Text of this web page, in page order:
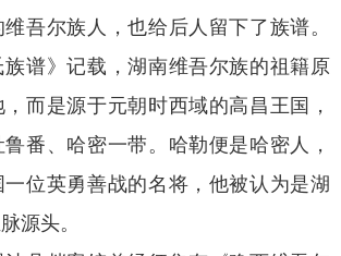
吾尔族人，也给后人留下了族谱。
谱》记载，湖南维吾尔族的祖籍原
而是源于元朝时西域的高昌王国，
番、哈密一带。哈勒便是哈密人，
位英勇善战的名将，他被认为是湖
源头。